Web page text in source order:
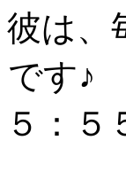
彼は
す♪
：５